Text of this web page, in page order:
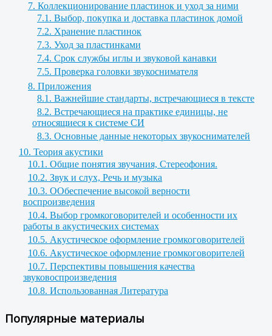
7. Коллекционирование пластинок и уход за ними
7.1. Выбор, покупка и доставка пластинок домой
7.2. Хранение пластинок
7.3. Уход за пластинками
7.4. Срок службы иглы и звуковой канавки
7.5. Проверка головки звукоснимателя
8. Приложения
8.1. Важнейшие стандарты, встречающиеся в тексте
8.2. Встречающиеся на практике единицы, не
относящиеся к системе СИ
8.3. Основные данные некоторых звукоснимателей
10. Теория акустики
10.1. Общие понятия звучания, Стереофония.
10.2. Звук и слух, Речь и музыка
10.3. ООбеспечение высокой верности
воспроизведения
10.4. Выбор громкоговорителей и особенности их
работы в акустических системах
10.5. Акустическое оформление громкоговорителей
10.6. Акустическое оформление громкоговорителей
10.7. Перспективы повышения качества
звуковоспроизведения
10.8. Использованная Литература
Популярные материалы